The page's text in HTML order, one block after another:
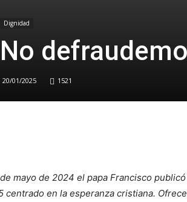
Dignidad
No
20/01/2025 1521
mayo de 2024 el papa Francisco
centrado en la esperanza cristiana.